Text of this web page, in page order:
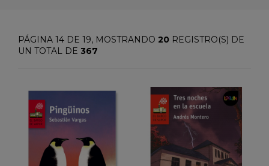
PÁGINA 14 DE 19, MOSTRANDO 20 REGISTRO(S) DE
UN TOTAL DE 367
VER DETALLES VER DETALLES